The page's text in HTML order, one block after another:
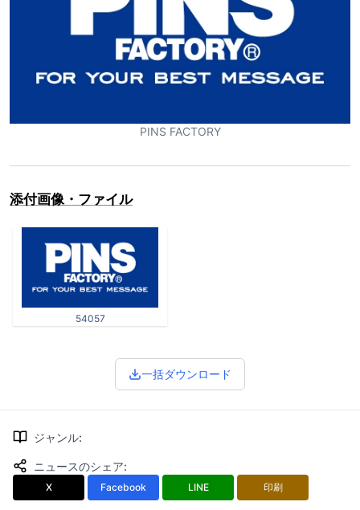
PINS FACTORY
添付画像・ファイル
54057
一括ダウンロード
ジャンル:
ニュースのシェア:
X Facebook LINE 印刷